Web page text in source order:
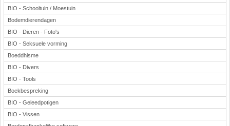
BIO - Schooltuin / Moestuin
Bodemdierendagen
BIO - Dieren - Foto's
BIO - Seksuele vorming
Boeddhisme
BIO - Divers
BIO - Tools
Boekbespreking
BIO - Geleedpotigen
BIO - Vissen